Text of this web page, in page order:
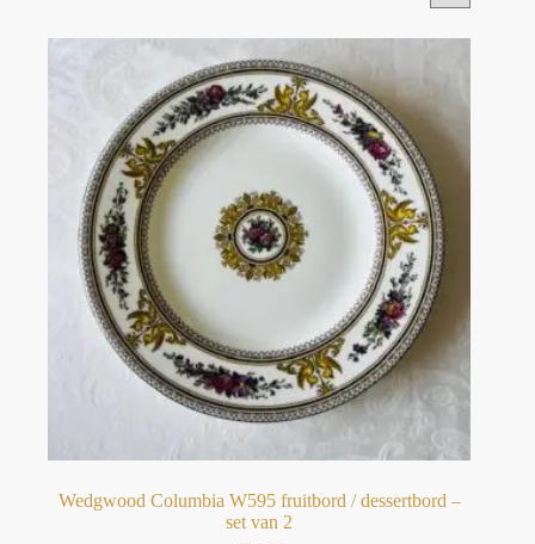
Wedgwood Columbia W595 fruitbord / dessertbord –
set van 2